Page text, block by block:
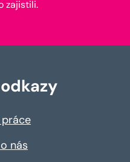
zajistili.
nás